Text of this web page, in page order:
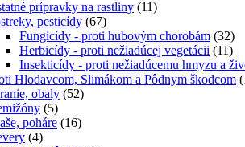
prípravky na rastliny (11)
pesticídy (67)
Fungicídy - proti hubovým chorobám (32)
Herbicídy - proti nežiadúcej vegetácii (11)
Insekticídy - proti nežiadúcemu hmyzu a
Hlodavcom, Slimákom a Pôdnym škodcom
obaly (52)
(5)
poháre (16)
(4)